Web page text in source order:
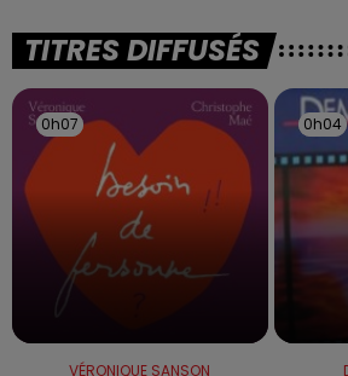
TITRES DIFFUSÉS
0h07
0h07
VÉRONIQUE SANSON
0h04
0h04